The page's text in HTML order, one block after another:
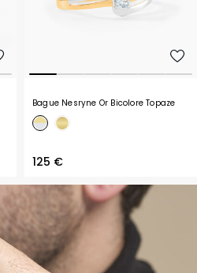
Bague Nesryne Or Bicolore Topaze
125 €